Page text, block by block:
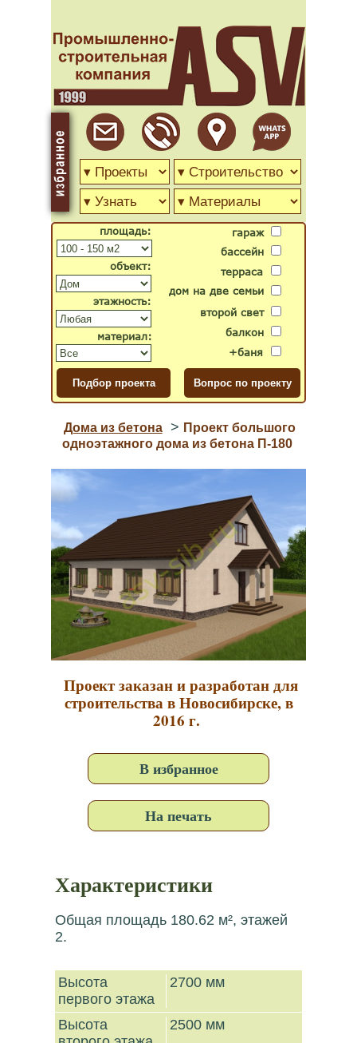
гараж
бассейн
второй свет
дом на две семьи
терраса
балкон
+баня
объект:
материал:
площадь:
этажность:
Дома из бетона > Проект большого
одноэтажного дома из бетона П-180
Проект заказан и разработан для
строительства в Новосибирске, в
2016 г.
В избранное
На печать
Характеристики
Общая площадь 180.62 м², этажей
2.
Высота
первого этажа
2700 мм
Высота
2500 мм